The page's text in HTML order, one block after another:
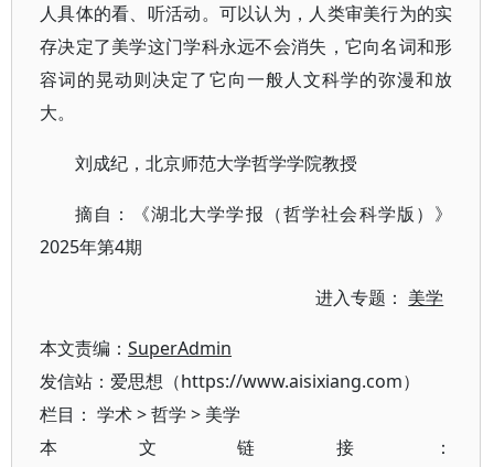
人具体的看、听活动。可以认为，人类审美行为的实
存决定了美学这门学科永远不会消失，它向名词和形
容词的晃动则决定了它向一般人文科学的弥漫和放
大。
刘成纪，北京师范大学哲学学院教授
摘自：《湖北大学学报（哲学社会科学版）》
2025年第4期
进入专题： 美学
本文责编： SuperAdmin
发信站：爱思想（https://www.aisixiang.com）
栏目： 学术>哲学 > 美学
本文链接：